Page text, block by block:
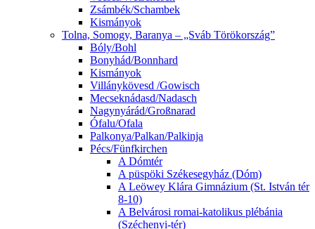
Zsámbék/Schambek
Kismányok
Tolna, Somogy, Baranya – „Sváb Törökország”
Bóly/Bohl
Bonyhád/Bonnhard
Kismányok
Villánykövesd /Gowisch
Mecseknádasd/Nadasch
Nagynyárád/Großnarad
Ófalu/Ofala
Palkonya/Palkan/Palkinja
Pécs/Fünfkirchen
A Dómtér
A püspöki Székesegyház (Dóm)
A Leöwey Klára Gimnázium (St. István tér
8-10)
A Belvárosi romai-katolikus plébánia
(Széchenyi-tér)